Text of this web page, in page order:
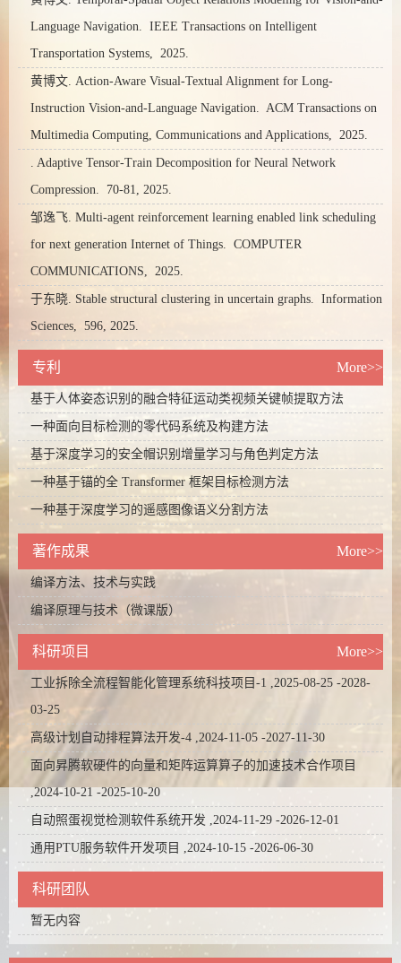
Language Navigation. IEEE Transactions on Intelligent
Transportation Systems, 2025.
黄博文. Action-Aware Visual-Textual Alignment for Long-
Instruction Vision-and-Language Navigation. ACM Transactions on
Multimedia Computing, Communications and Applications, 2025.
. Adaptive Tensor-Train Decomposition for Neural Network
Compression.
70-81, 2025.
邹逸飞. Multi-agent reinforcement learning enabled link scheduling
for next generation Internet of Things. COMPUTER
COMMUNICATIONS, 2025.
于东晓. Stable structural clustering in uncertain graphs. Information
Sciences, 596, 2025.
专利 More>>
基于人体姿态识别的融合特征运动类视频关键帧提取方法
一种面向目标检测的零代码系统及构建方法
基于深度学习的安全帽识别增量学习与角色判定方法
一种基于锚的全 Transformer 框架目标检测方法
一种基于深度学习的遥感图像语义分割方法
著作成果 More>>
编译方法、技术与实践
编译原理与技术（微课版）
科研项目 More>>
工业拆除全流程智能化管理系统科技项目-1 ,2025-08-25 -2028-
03-25
高级计划自动排程算法开发-4 ,2024-11-05 -2027-11-30
面向昇腾软硬件的向量和矩阵运算算子的加速技术合作项目
,2024-10-21 -2025-10-20
自动照蛋视觉检测软件系统开发 ,2024-11-29 -2026-12-01
通用PTU服务软件开发项目 ,2024-10-15 -2026-06-30
科研团队
暂无内容